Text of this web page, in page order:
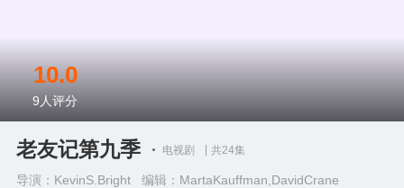
老友记第九季 电视剧 共24集
导演：KevinS.Bright 编辑：MartaKauffman,DavidCrane
10.0
9 人评分